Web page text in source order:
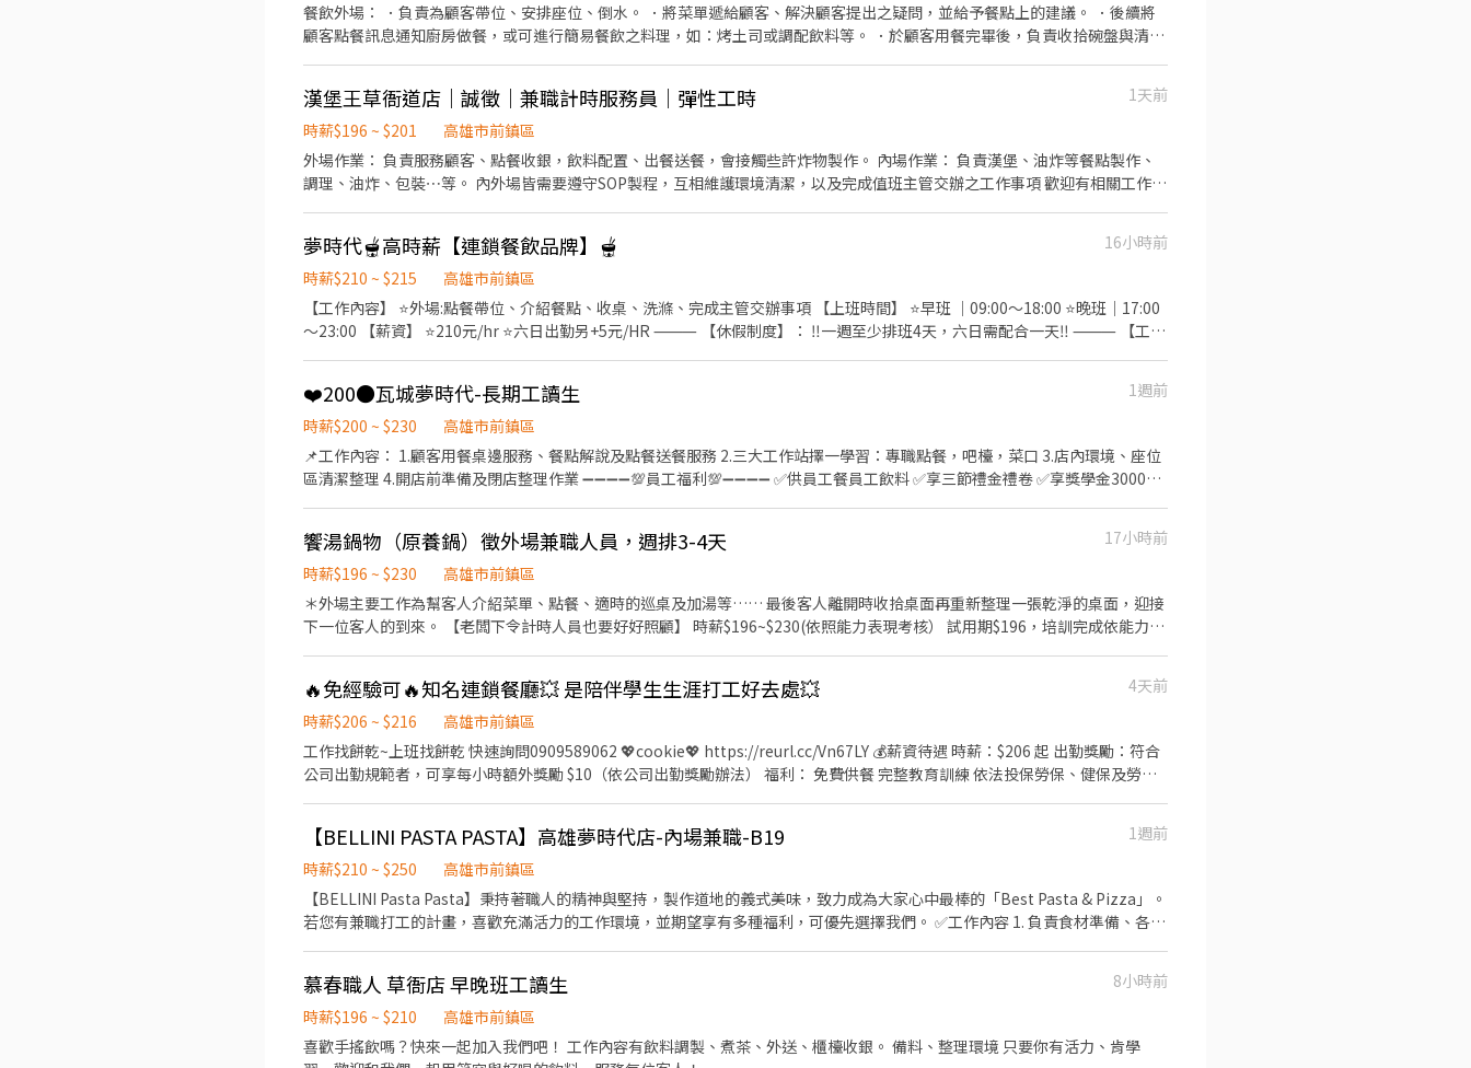
餐飲外場： ．負責為顧客帶位、安排座位、倒水。 ．將菜單遞給顧客、解決顧客提出之疑問，並給予餐點上的建議。 ．後續將
顧客點餐訊息通知廚房做餐，或可進行簡易餐飲之料理，如：烤土司或調配飲料等。 ．於顧客用餐完畢後，負責收拾碗盤與清理
重量。 ．負責擺盤、打包外帶服務。
漢堡王草衙道店｜誠徵｜兼職計時服務員｜彈性工時
1天前
時薪$196 ~ $201
高雄市前鎮區
外場作業： 負責服務顧客、點餐收銀，飲料配置、出餐送餐，會接觸些許炸物製作。 內場作業： 負責漢堡、油炸等餐點製作、
調理、油炸、包裝⋯等。 內外場皆需要遵守SOP製程，互相維護環境清潔，以及完成值班主管交辦之工作事項 歡迎有相關工作經
夢時代🫕高時薪【連鎖餐飲品牌】🫕
16小時前
時薪$210 ~ $215
高雄市前鎮區
【工作內容】 ⭐️外場:點餐帶位、介紹餐點、收桌、洗滌、完成主管交辦事項 【上班時間】 ⭐️早班 ｜09:00～18:00 ⭐️晚班｜17:00
～23:00 【薪資】 ⭐️210元/hr ⭐️六日出勤另+5元/HR ⸻ 【休假制度】： ‼️一週至少排班4天，六日需配合一天‼️ ⸻ 【工作
工
❤️200●瓦城夢時代-長期工讀生
1週前
時薪$200 ~ $230
高雄市前鎮區
📌工作內容： 1.顧客用餐桌邊服務、餐點解說及點餐送餐服務 2.三大工作站擇一學習：專職點餐，吧檯，菜口 3.店內環境、座位
區清潔整理 4.開店前準備及閉店整理作業 ➖➖➖➖💯員工福利💯➖➖➖➖ ✅供員工餐員工飲料 ✅享三節禮金禮卷 ✅享獎學金3000元
體檢 ✔️無抽成✔️最新職缺✔️快速上工✔️服務第一 🤩 #主管，夥伴親切，工作可以帶來成就感，歡迎ㄧ起來工作 外場兼職服務員
(挑戰時薪250元) 時薪:200-230 【工作內容】 1、熱情接待顧客，提供優質的服務體驗。 2、積極瞭解顧客需求，並提供即時的
服務。 3、專業介紹餐點，同時善於銷售，提升餐廳業績。 員工福利： 1. 餐廳同仁：【免費供餐】多樣化的菜色讓你吃得開心 2.
進到任何一間集團的餐廳，本人憑員工證【員工折扣】就可讓你吃飽飽 3. 【勞保、健保及6%勞退準備金提撥】 4. 【團保】公與
私雙層保障，家人放心你也安心 ☆ 以為獎金只有年終和績效 1. 同學們那你就錯囉~我們還有【在學同仁獎學金】，希望你除了賺
錢也別忘記好好唸書 2.【三節禮品/餐券】送好禮、集團餐券，歡樂繽紛過好節
饗湯鍋物（原養鍋）徵外場兼職人員，週排3-4天
17小時前
時薪$196 ~ $230
高雄市前鎮區
＊外場主要工作為幫客人介紹菜單、點餐、適時的巡桌及加湯等…… 最後客人離開時收拾桌面再重新整理一張乾淨的桌面，迎接
下一位客人的到來。 【老闆下令計時人員也要好好照顧】 時薪$196~$230(依照能力表現考核） 試用期$196，培訓完成依能力調
可配合不同班別佳
🔥免經驗可🔥知名連鎖餐廳💥 是陪伴學生生涯打工好去處💥
4天前
時薪$206 ~ $216
高雄市前鎮區
工作找餅乾~上班找餅乾 快速詢問0909589062 💖cookie💖 https://reurl.cc/Vn67LY 💰薪資待遇 時薪：$206 起 出勤獎勵：符合
公司出勤規範者，可享每小時額外獎勵 $10（依公司出勤獎勵辦法） 福利： 免費供餐 完整教育訓練 依法投保勞保、健保及勞退
求彈性排班。 ※ 兼職人員每週可配合排班 4～5 天者佳，假日可配合排班者優先。 📌應徵條件 對餐飲服務有熱忱 具服務精神及
團隊合作能力 可配合排班 具餐飲相關經驗者佳，無經驗亦可培訓 📍工作地點 高雄市多個門市皆有招募，包括： 高雄sogo店、
楠梓萬家福店、三民澄清店 應徵方式 🔆快速報名方式🔆 幫我填寫廠商制式履歷:https://reurl.cc/8YGbMo 填完立馬加入官方帳號
👉https://reurl.cc/Vn67LY 留下全名+電話+職缺截圖+找餅乾 餅乾馬上回覆泥💖
【BELLINI PASTA PASTA】高雄夢時代店-內場兼職-B19
1週前
時薪$210 ~ $250
高雄市前鎮區
【BELLINI Pasta Pasta】秉持著職人的精神與堅持，製作道地的義式美味，致力成為大家心中最棒的「Best Pasta & Pizza」。
若您有兼職打工的計畫，喜歡充滿活力的工作環境，並期望享有多種福利，可優先選擇我們。 ✅工作內容 1. 負責食材準備、各項
可討論喔。週六與週日正常工時出勤每小時再加5圓，國定假日除外。 ✅工作時段說明：依店鋪營運需求排班；兼職人員每月可
配合排班時數須達60小時以上。 ✅提供免費溫馨員工餐點、交通便利通勤上班很方便。 ✅歡迎無餐飲工作經驗、對餐飲業有熱忱
的您，加入三澧餐飲集團。 ------------------------------------------------------------------------- 『加入三澧 成為家人』共同
創造無限可能。 1998年於台灣成立-日商三澧餐飲集團 HUMAX ASIA，屬於日本Wondertable餐飲集團在台分公司。 深耕台灣多
慕春職人 草衙店 早晚班工讀生
8小時前
時薪$196 ~ $210
高雄市前鎮區
喜歡手搖飲嗎？快來一起加入我們吧！ 工作內容有飲料調製、煮茶、外送、櫃檯收銀。 備料、整理環境 只要你有活力、肯學